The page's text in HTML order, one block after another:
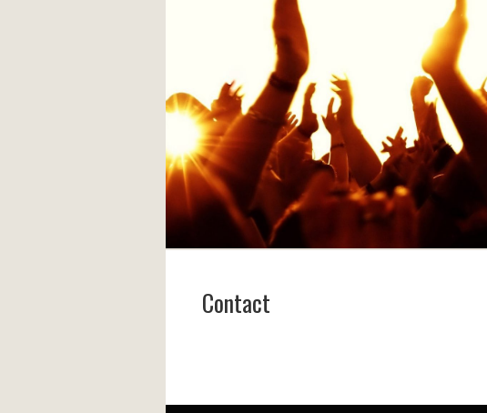
Contact